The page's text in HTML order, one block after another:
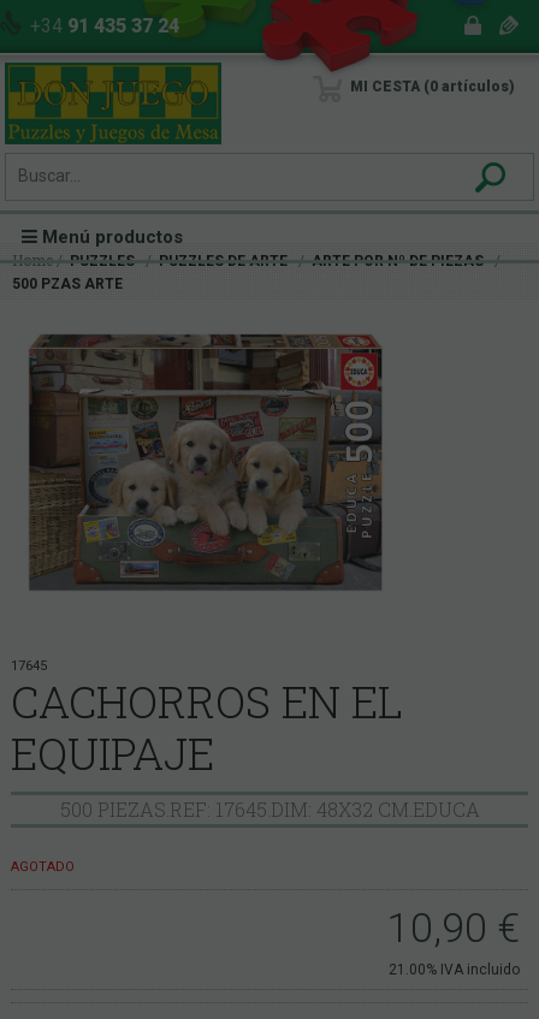
+34 91 435 37 24
MI CESTA 0 artículos
Menú productos
Home PUZZLES PUZZLES DE ARTE
ARTE POR Nº DE PIEZAS
500 PZAS ARTE
17645
CACHORROS EN EL
EQUIPAJE
500 PIEZAS.REF: 17645.DIM: 48X32 CM.EDUCA
AGOTADO
10,90 €
21.00% IVA incluido